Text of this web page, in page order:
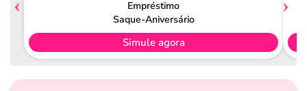
Empréstimo
Saque-Aniversário
Simule agora